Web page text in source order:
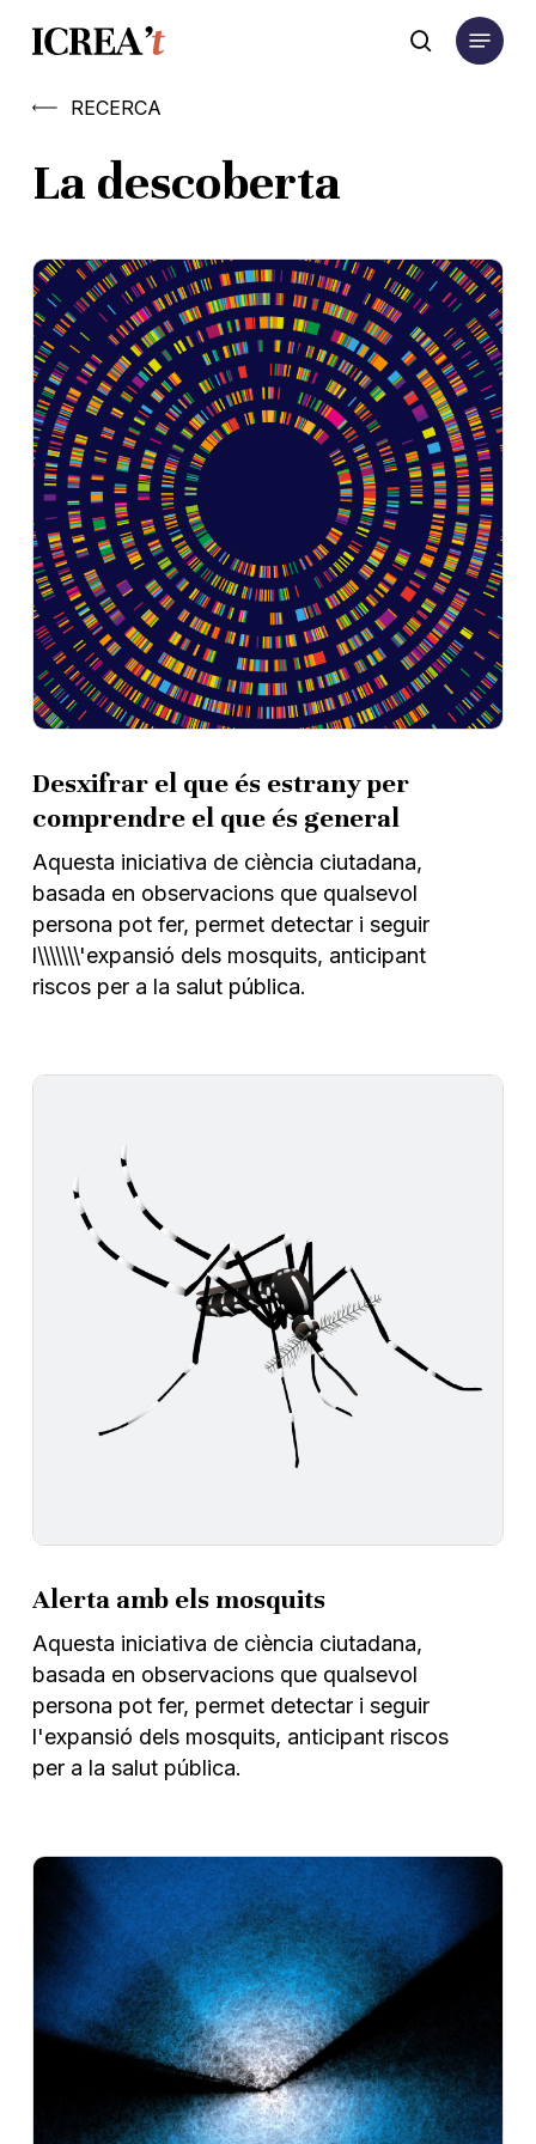
content
search
Menu
RECERCA
La descoberta
Desxifrar el que és estrany per
comprendre el que és general
Aquesta iniciativa de ciència ciutadana,
basada en observacions que qualsevol
persona pot fer, permet detectar i seguir
l\\\\\\\'expansió dels mosquits, anticipant
riscos per a la salut pública.
Alerta amb els mosquits
Aquesta iniciativa de ciència ciutadana,
basada en observacions que qualsevol
persona pot fer, permet detectar i seguir
l'expansió dels mosquits, anticipant riscos
per a la salut pública.